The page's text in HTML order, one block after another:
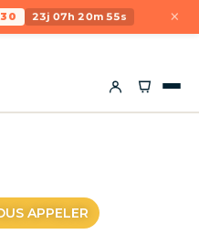
23j 07h 20m 55s ×
APPELER